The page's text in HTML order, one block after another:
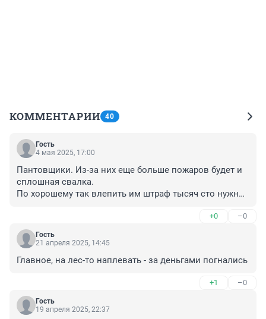
КОММЕНТАРИИ 40
Гость
4 мая 2025, 17:00
Пантовщики. Из-за них еще больше пожаров будет и
сплошная свалка.
По хорошему так влепить им штраф тысяч сто нужно
+0 –0
Гость
21 апреля 2025, 14:45
Главное, на лес-то наплевать - за деньгами погнались
+1 –0
Гость
19 апреля 2025, 22:37